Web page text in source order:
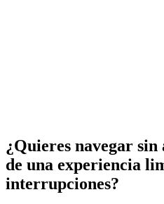
¿Quieres navegar
de una experiencia
interrupciones?